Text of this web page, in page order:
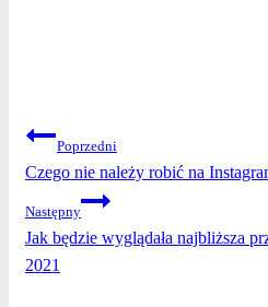
NAWIGACJA
WPISU
Poprzedni
Czego nie należy robić na
Następny
Jak będzie wyglądała najbliższa
2021